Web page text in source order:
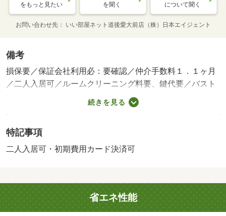
をもっと見たい を聞く について聞く
お問い合わせ先 いい部屋ネット道後愛大前店（株）日本エイジェント
備考
損保要／保証会社利用必：要確認／仲介手数料１．１ヶ月
／二人入居可／ルームクリーニング料要、鍵代要／バスト
イレ別／バルコニー／エアコン／フローリング／シャワー
付洗面台／ＴＶインターホン／浴室乾燥機／室内洗濯置／
浴室／温水洗浄便座／洗面所独立／洗面化粧台／駐輪場／
宅配ボックス／対面式キッチン／照明付／ウォークインク
テム／複層ガラス／敷地内ごみ置き場／セキュリティ会社
加入済／プロパンガス／室内物干機／ＢＳ／ＩＴ重説 対
応物件／初期費用カード決済可／ファミリーマート松山久
続きを見る
特記事項
二人入居可・初期費用カード決済可
省エネ性能